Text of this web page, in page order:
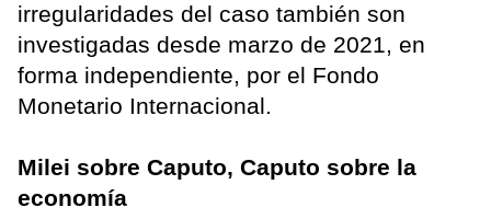
irregularidades del caso también son
investigadas desde marzo de 2021, en
forma independiente, por el Fondo
Monetario Internacional.
Milei sobre Caputo, Caputo sobre la
economía